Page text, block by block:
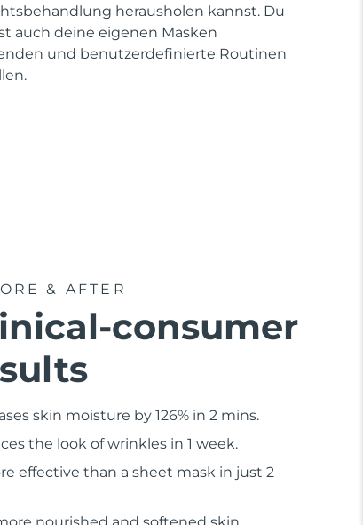
herausholen kannst. Du
auch deine eigenen Masken
und benutzerdefinierte Routinen
& AFTER
consumer
skin moisture by 126% in 2 mins.
the look of wrinkles in 1 week.
effective than a sheet mask in just 2